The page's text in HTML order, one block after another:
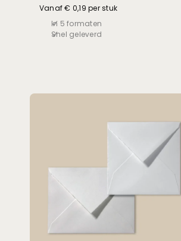
Vanaf € 0,19 per stuk
In 5 formaten
Snel geleverd